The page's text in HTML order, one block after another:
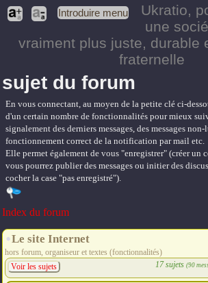
Introduire menu Ukratio,
une
vraiment plus juste, durable
fraternelle
sujet du forum
En vous connectant, au moyen de la petite clé ci-
d'un certain nombre de fonctionnalités pour mieux
signalement des derniers messages, des messages
fonctionnement correct de la notification par mail etc.
Elle permet également de vous "enregistrer" (créer un
vous pourrez publier des messages ou initier des
cocher la case "pas enregistré").
Index du forum
Le site Internet
hors forum, organiseur et textes (fonctionnalités)
17 sujets (90
Voir les sujets